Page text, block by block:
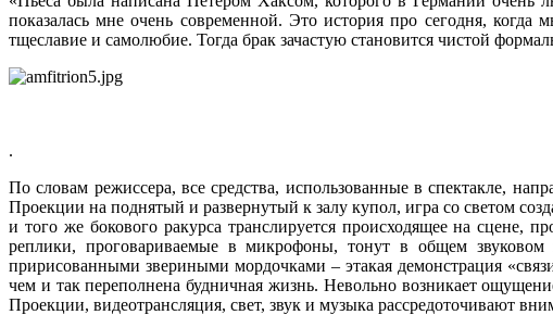
показалась мне очень современной. Это история про сегодня,
тщеславие и самолюбие. Тогда брак зачастую становится чистой
.
По словам режиссера, все средства, использованные в спектакле,
Проекции на поднятый и развернутый к залу купол, игра со светом
и того же бокового ракурса транслируется происходящее на сцене,
реплики, проговариваемые в микрофоны, тонут в общем
пририсованными звериными мордочками – этакая демонстрация
чем и так переполнена будничная жизнь. Невольно возникает
Проекции, видеотрансляция, свет, звук и музыка рассредоточивают